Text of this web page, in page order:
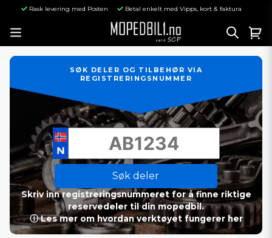
Rask levering med Posten Betal enkelt med Vipps, kort & faktura
SØK DELER OG TILBEHØR VIA
REGISTRERINGSNUMMER
Søk deler
Skriv inn registreringsnummeret for å finne riktige
reservedeler til din mopedbil.
ⓘ Les mer om hvordan verktøyet fungerer her